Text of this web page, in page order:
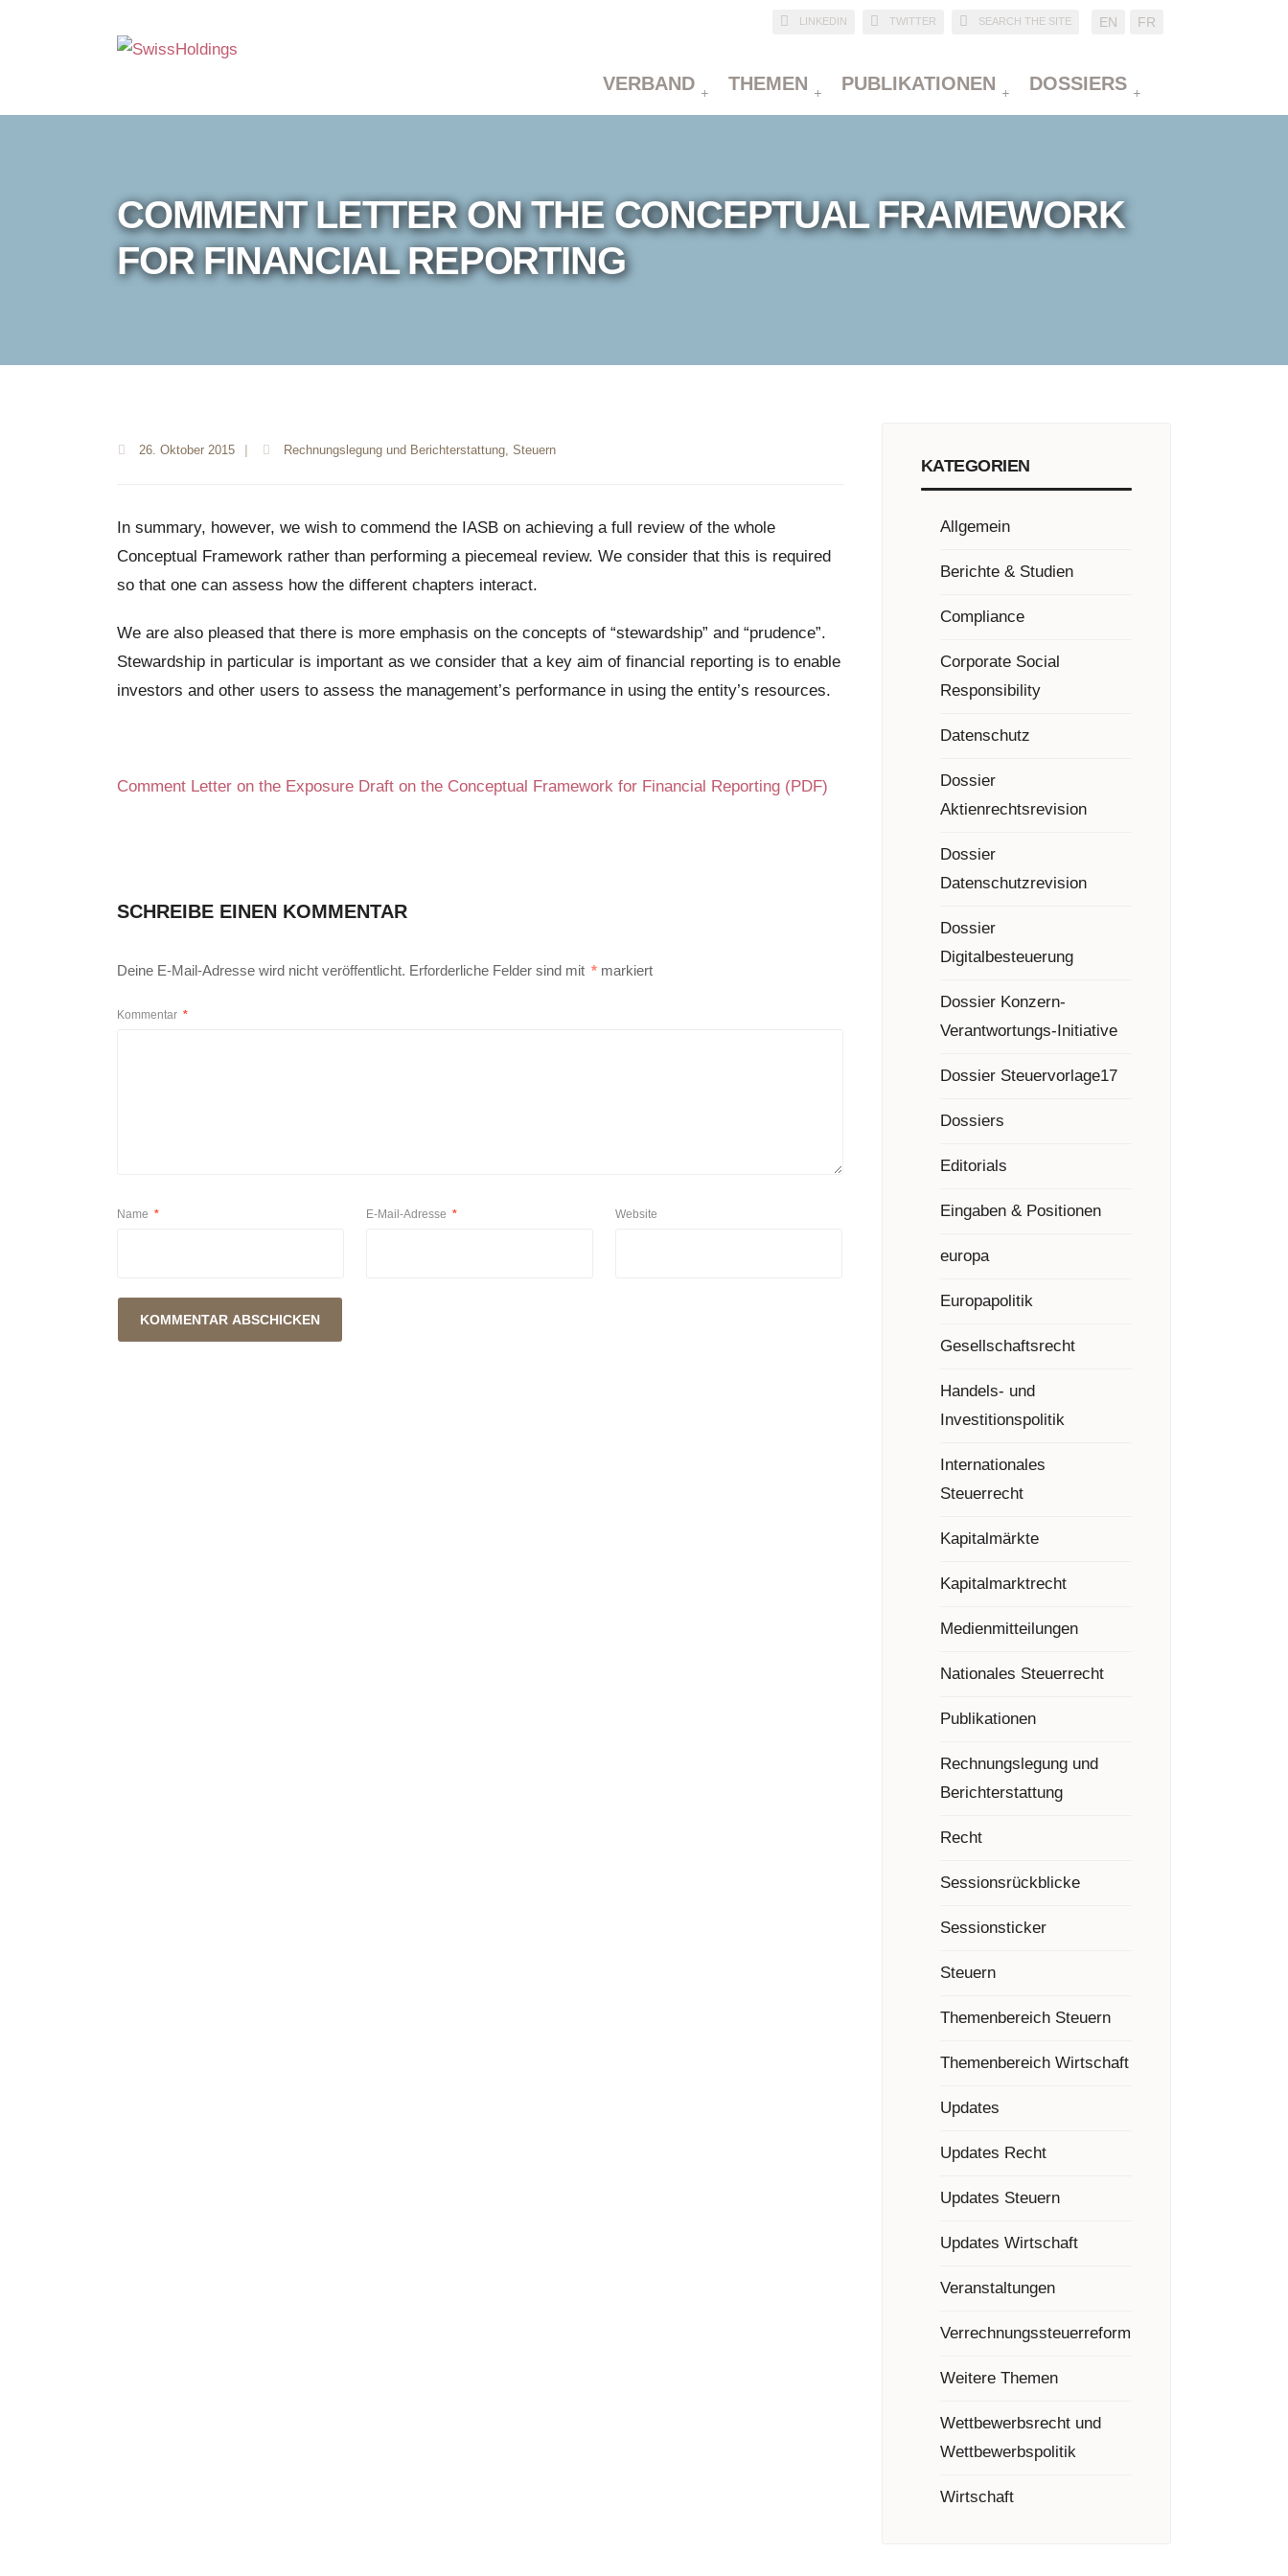
EN FR
SEARCH THE SITE
TWITTER
LINKEDIN
VERBAND THEMEN PUBLIKATIONEN DOSSIERS
COMMENT LETTER ON THE CONCEPTUAL FRAMEWORK
FOR FINANCIAL REPORTING
26. Oktober 2015 Rechnungslegung und Berichterstattung, Steuern
In summary, however, we wish to commend the IASB on achieving a full review of the whole
Conceptual Framework rather than performing a piecemeal review. We consider that this is required
so that one can assess how the different chapters interact.
We are also pleased that there is more emphasis on the concepts of “stewardship” and “prudence”.
Stewardship in particular is important as we consider that a key aim of financial reporting is to enable
investors and other users to assess the management’s performance in using the entity’s resources.
Comment Letter on the Exposure Draft on the Conceptual Framework for Financial Reporting (PDF)
SCHREIBE EINEN KOMMENTAR
Deine E-Mail-Adresse wird nicht veröffentlicht. Erforderliche Felder sind mit * markiert
Kommentar *
Name * E-Mail-Adresse * Website
KATEGORIEN
Allgemein
Berichte & Studien
Compliance
Corporate Social
Responsibility
Datenschutz
Dossier
Aktienrechtsrevision
Dossier
Datenschutzrevision
Dossier
Digitalbesteuerung
Dossier Konzern-
Verantwortungs-Initiative
Dossier Steuervorlage17
Dossiers
Editorials
Eingaben & Positionen
europa
Europapolitik
Gesellschaftsrecht
Handels- und
Investitionspolitik
Internationales
Steuerrecht
Kapitalmärkte
Kapitalmarktrecht
Medienmitteilungen
Nationales Steuerrecht
Publikationen
Rechnungslegung und
Berichterstattung
Recht
Sessionsrückblicke
Sessionsticker
Steuern
Themenbereich Steuern
Themenbereich Wirtschaft
Updates
Updates Recht
Updates Steuern
Updates Wirtschaft
Veranstaltungen
Verrechnungssteuerreform
Weitere Themen
Wettbewerbsrecht und
Wettbewerbspolitik
Wirtschaft